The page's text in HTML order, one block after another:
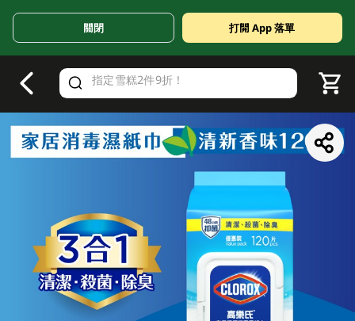
Valid Until 30 June 2026
關閉 打開 App 落單